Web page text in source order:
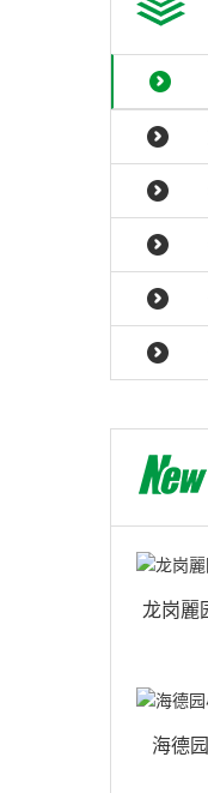
龙岗麗
海德